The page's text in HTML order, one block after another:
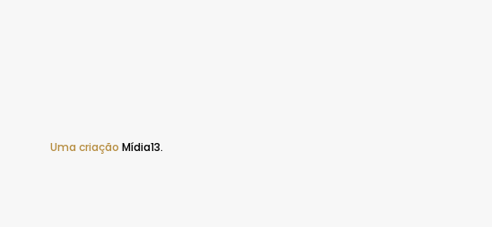
Uma criaçãoMídia13.